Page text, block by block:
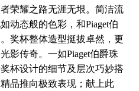
荣耀之路无涯无垠。简洁流
动态般的色彩，和Piaget伯
奖杯整体造型挺拔卓然，更
影传奇。一如Piaget伯爵珠
杯设计的细节及层次巧妙搭
品推向极致表现；献上此